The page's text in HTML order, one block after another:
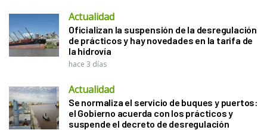
Actualidad
Oficializan la suspensión de la desregulación
de prácticos y hay novedades en la tarifa de
la hidrovía
hace 3 días
Actualidad
Se normaliza el servicio de buques y puertos:
el Gobierno acuerda con los prácticos y
suspende el decreto de desregulación